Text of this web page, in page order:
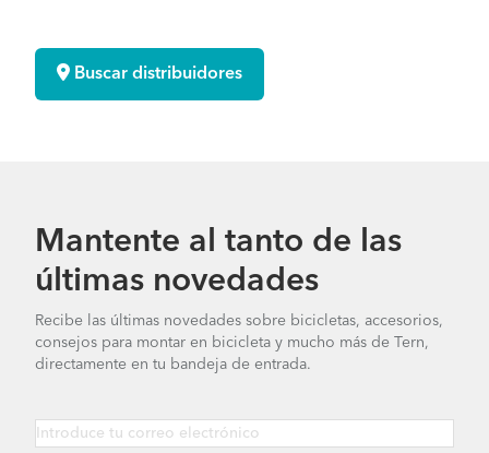
Buscar distribuidores
Mantente al tanto de las
últimas novedades
Recibe las últimas novedades sobre bicicletas, accesorios,
consejos para montar en bicicleta y mucho más de Tern,
directamente en tu bandeja de entrada.